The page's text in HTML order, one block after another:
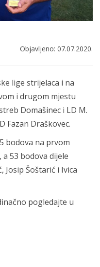
Objavljeno: 07.07.2020.
lige strijelaca i na
i drugom mjestu
Domašinec i LD M.
Fazan Draškovec.
bodova na prvom
53 bodova dijele
Josip Šoštarić i Ivica
pogledajte u